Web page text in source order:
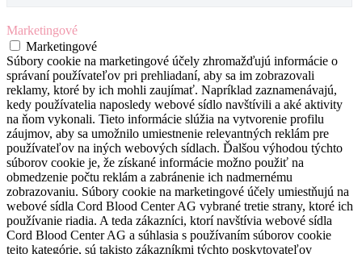
Marketingové
Marketingové
Súbory cookie na marketingové účely zhromažďujú informácie o
správaní používateľov pri prehliadaní, aby sa im zobrazovali
reklamy, ktoré by ich mohli zaujímať. Napríklad zaznamenávajú,
kedy používatelia naposledy webové sídlo navštívili a aké aktivity
na ňom vykonali. Tieto informácie slúžia na vytvorenie profilu
záujmov, aby sa umožnilo umiestnenie relevantných reklám pre
používateľov na iných webových sídlach. Ďalšou výhodou týchto
súborov cookie je, že získané informácie možno použiť na
obmedzenie počtu reklám a zabránenie ich nadmernému
zobrazovaniu. Súbory cookie na marketingové účely umiestňujú na
webové sídla Cord Blood Center AG vybrané tretie strany, ktoré ich
používanie riadia. A teda zákazníci, ktorí navštívia webové sídla
Cord Blood Center AG a súhlasia s používaním súborov cookie
tejto kategórie, sú takisto zákazníkmi týchto poskytovateľov